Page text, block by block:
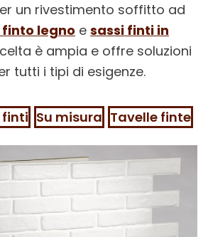
un rivestimento soffitto ad
legno e sassi finti in
è ampia e offre soluzioni
tutti i tipi di esigenze.
Su misura Tavelle finte